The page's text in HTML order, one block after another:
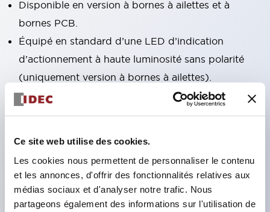
Ce site web utilise des cookies.
Les cookies nous permettent de personnaliser le contenu
et les annonces, d'offrir des fonctionnalités relatives aux
médias sociaux et d'analyser notre trafic. Nous
partageons également des informations sur l'utilisation de
Disponible en version à bornes à ailettes et à
bornes PCB.
Équipé en standard d’une LED d’indication
d’actionnement à haute luminosité sans polarité
(uniquement version à bornes à ailettes).
Modèles conformes à la directive RoHS
disponibles.
(uniquement version à bornes à ailettes).
Équipé d’un levier de verrouillage coloré
permettant de distinguer les bobines AC et DC.